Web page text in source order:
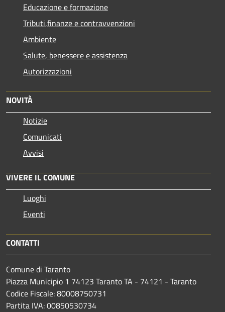
Educazione e formazione
Tributi,finanze e contravvenzioni
Ambiente
Salute, benessere e assistenza
Autorizzazioni
NOVITÀ
Notizie
Comunicati
Avvisi
VIVERE IL COMUNE
Luoghi
Eventi
CONTATTI
Comune di Taranto
Piazza Municipio 1 74123 Taranto TA - 74121 - Taranto
Codice Fiscale: 80008750731
Partita IVA: 00850530734